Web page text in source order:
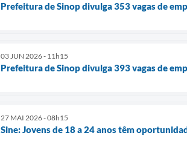
Prefeitura de Sinop divulga 353 vagas de
03 JUN 2026 - 11h15
Prefeitura de Sinop divulga 393 vagas de
27 MAI 2026 - 08h15
Sine: Jovens de 18 a 24 anos têm